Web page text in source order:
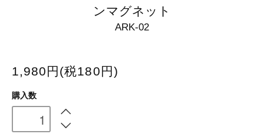
ンマグネット
ARK-02
1,980円(税180円)
購入数